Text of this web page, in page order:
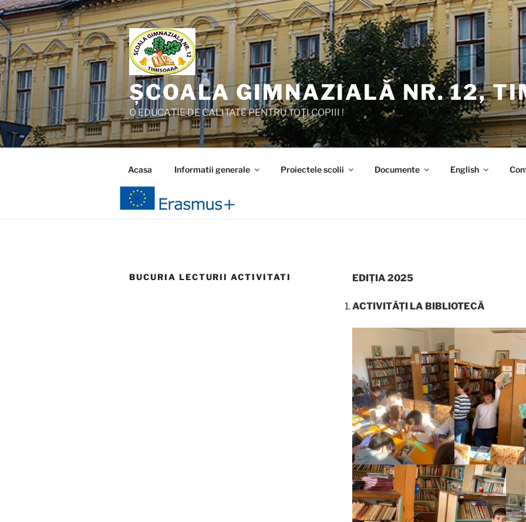
Skip
to
content
ȘCOALA GIMNAZIALĂ NR. 12,
O EDUCAȚIE DE CALITATE PENTRU TOȚI COPIII !
Acasa Informatii generale Proiectele scolii Documente English
.
BUCURIA LECTURII ACTIVITATI EDIȚIA 2025
ACTIVITĂȚI LA BIBLIOTECĂ